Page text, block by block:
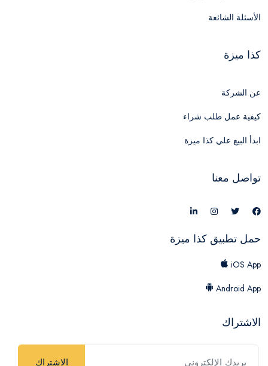
الأسئلة الشائعة
كذا ميزة
عن الشركة
كيفية عمل طلب شراء
ابدأ البيع علي كذا ميزة
تواصل معنا
حمل تطبيق كذا ميزة
iOS App
Android App
الاشتراك
الاشتراك